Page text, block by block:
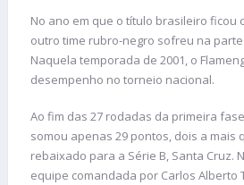
No ano em que o título brasileiro ficou
outro time rubro-negro sofreu na
Naquela temporada de 2001, o
desempenho no torneio nacional.
Ao fim das 27 rodadas da primeira
somou apenas 29 pontos, dois a mais
rebaixado para a Série B, Santa Cruz.
equipe comandada por Carlos Alberto